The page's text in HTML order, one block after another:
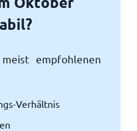
empfohlenen
Verhältnis